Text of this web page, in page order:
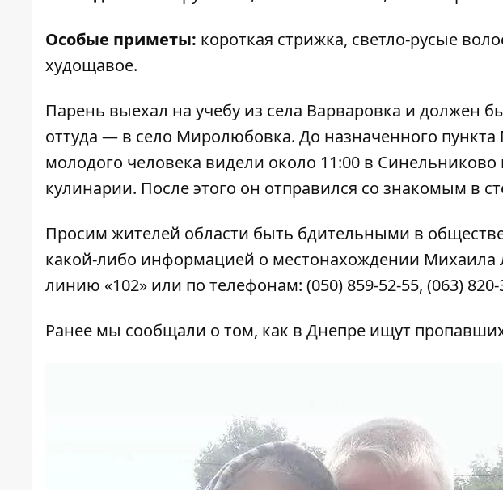
Особые приметы: короткая стрижка, светло-русые
худощавое.
Парень выехал на учебу из села Варваровка и должен
оттуда — в село Миролюбовка. До назначенного
молодого человека видели около 11:00 в Синельниково
кулинарии. После этого он отправился со знакомым в
Просим жителей области быть бдительными в
какой-либо информацией о местонахождении Михаила
линию «102» или по телефонам: (050) 859-52-55, (063) 820-
Ранее мы сообщали о том, как в Днепре ищут